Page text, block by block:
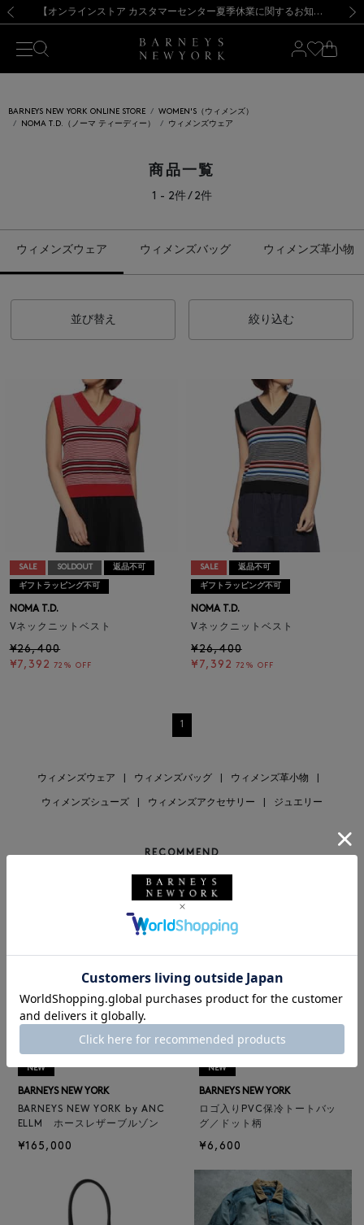
新規登録のお客様も対象！＜MY BARNEYS＞会員のお客様は11,000円（税込）以上のお買上げで常時送料無料！お買い物の際は会員登録を！
【夏季休業に伴う出荷一時停止のお知らせ】(2026.8.7) 【オンラインストア カスタマーセンター夏季休業に関するお知らせ】（2026.8.7）
【夏季休業に伴う返品・交換承り一時停止のお知らせ】（2026.8.5）
熊本県を中心とした地震の影響によるお荷物のお届けについて
【開催中】SUMMER SALEのご案内・ご注意事項 新規登録のお客様も対象！＜MY BARNEYS＞会員のお客様は11,000円（税込）以上のお買上げで常時送料無料！お買い物の際は会員登録を！
【夏季休業に伴う出荷一時停止のお知らせ】(2026.8.7)
BARNEYS NEW YORK ONLINE STORE
WOMEN'S（ウィメンズ）
NOMA T.D.（ノーマ ティーディー）
ウィメンズウェア
商品一覧
1 - 2件 / 2件
ウィメンズウェア ウィメンズバッグ ウィメンズ革小物
並び替え 絞り込む
SALE SOLDOUT 返品不可
ギフトラッピング不可
NOMA T.D.
Vネックニットベスト
¥26,400
¥7,392 72% OFF
SALE 返品不可
ギフトラッピング不可
NOMA T.D.
Vネックニットベスト
¥26,400
¥7,392 72% OFF
1
ウィメンズウェア ウィメンズバッグ ウィメンズ革小物
ウィメンズシューズ ウィメンズアクセサリー ジュエリー
RECOMMEND
NEW
BARNEYS NEW YORK
BARNEYS NEW YORK by ANC
ELLM ホースレザーブルゾン
¥165,000
NEW
BARNEYS NEW YORK
ロゴ入りPVC保冷トートバッ
グ／ドット柄
¥6,600